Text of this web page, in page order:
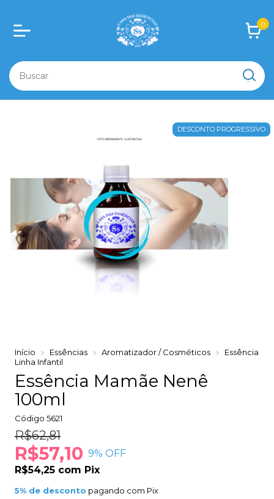
0
DESCONTO PROGRESSIVO
Início Essências Aromatizador / Cosméticos
Essência
Linha Infantil
Essência Mamãe Nenê
100ml
Código 5621
R$62,81
R$57,10 9% OFF
R$54,25 com Pix
5% de desconto pagando com Pix